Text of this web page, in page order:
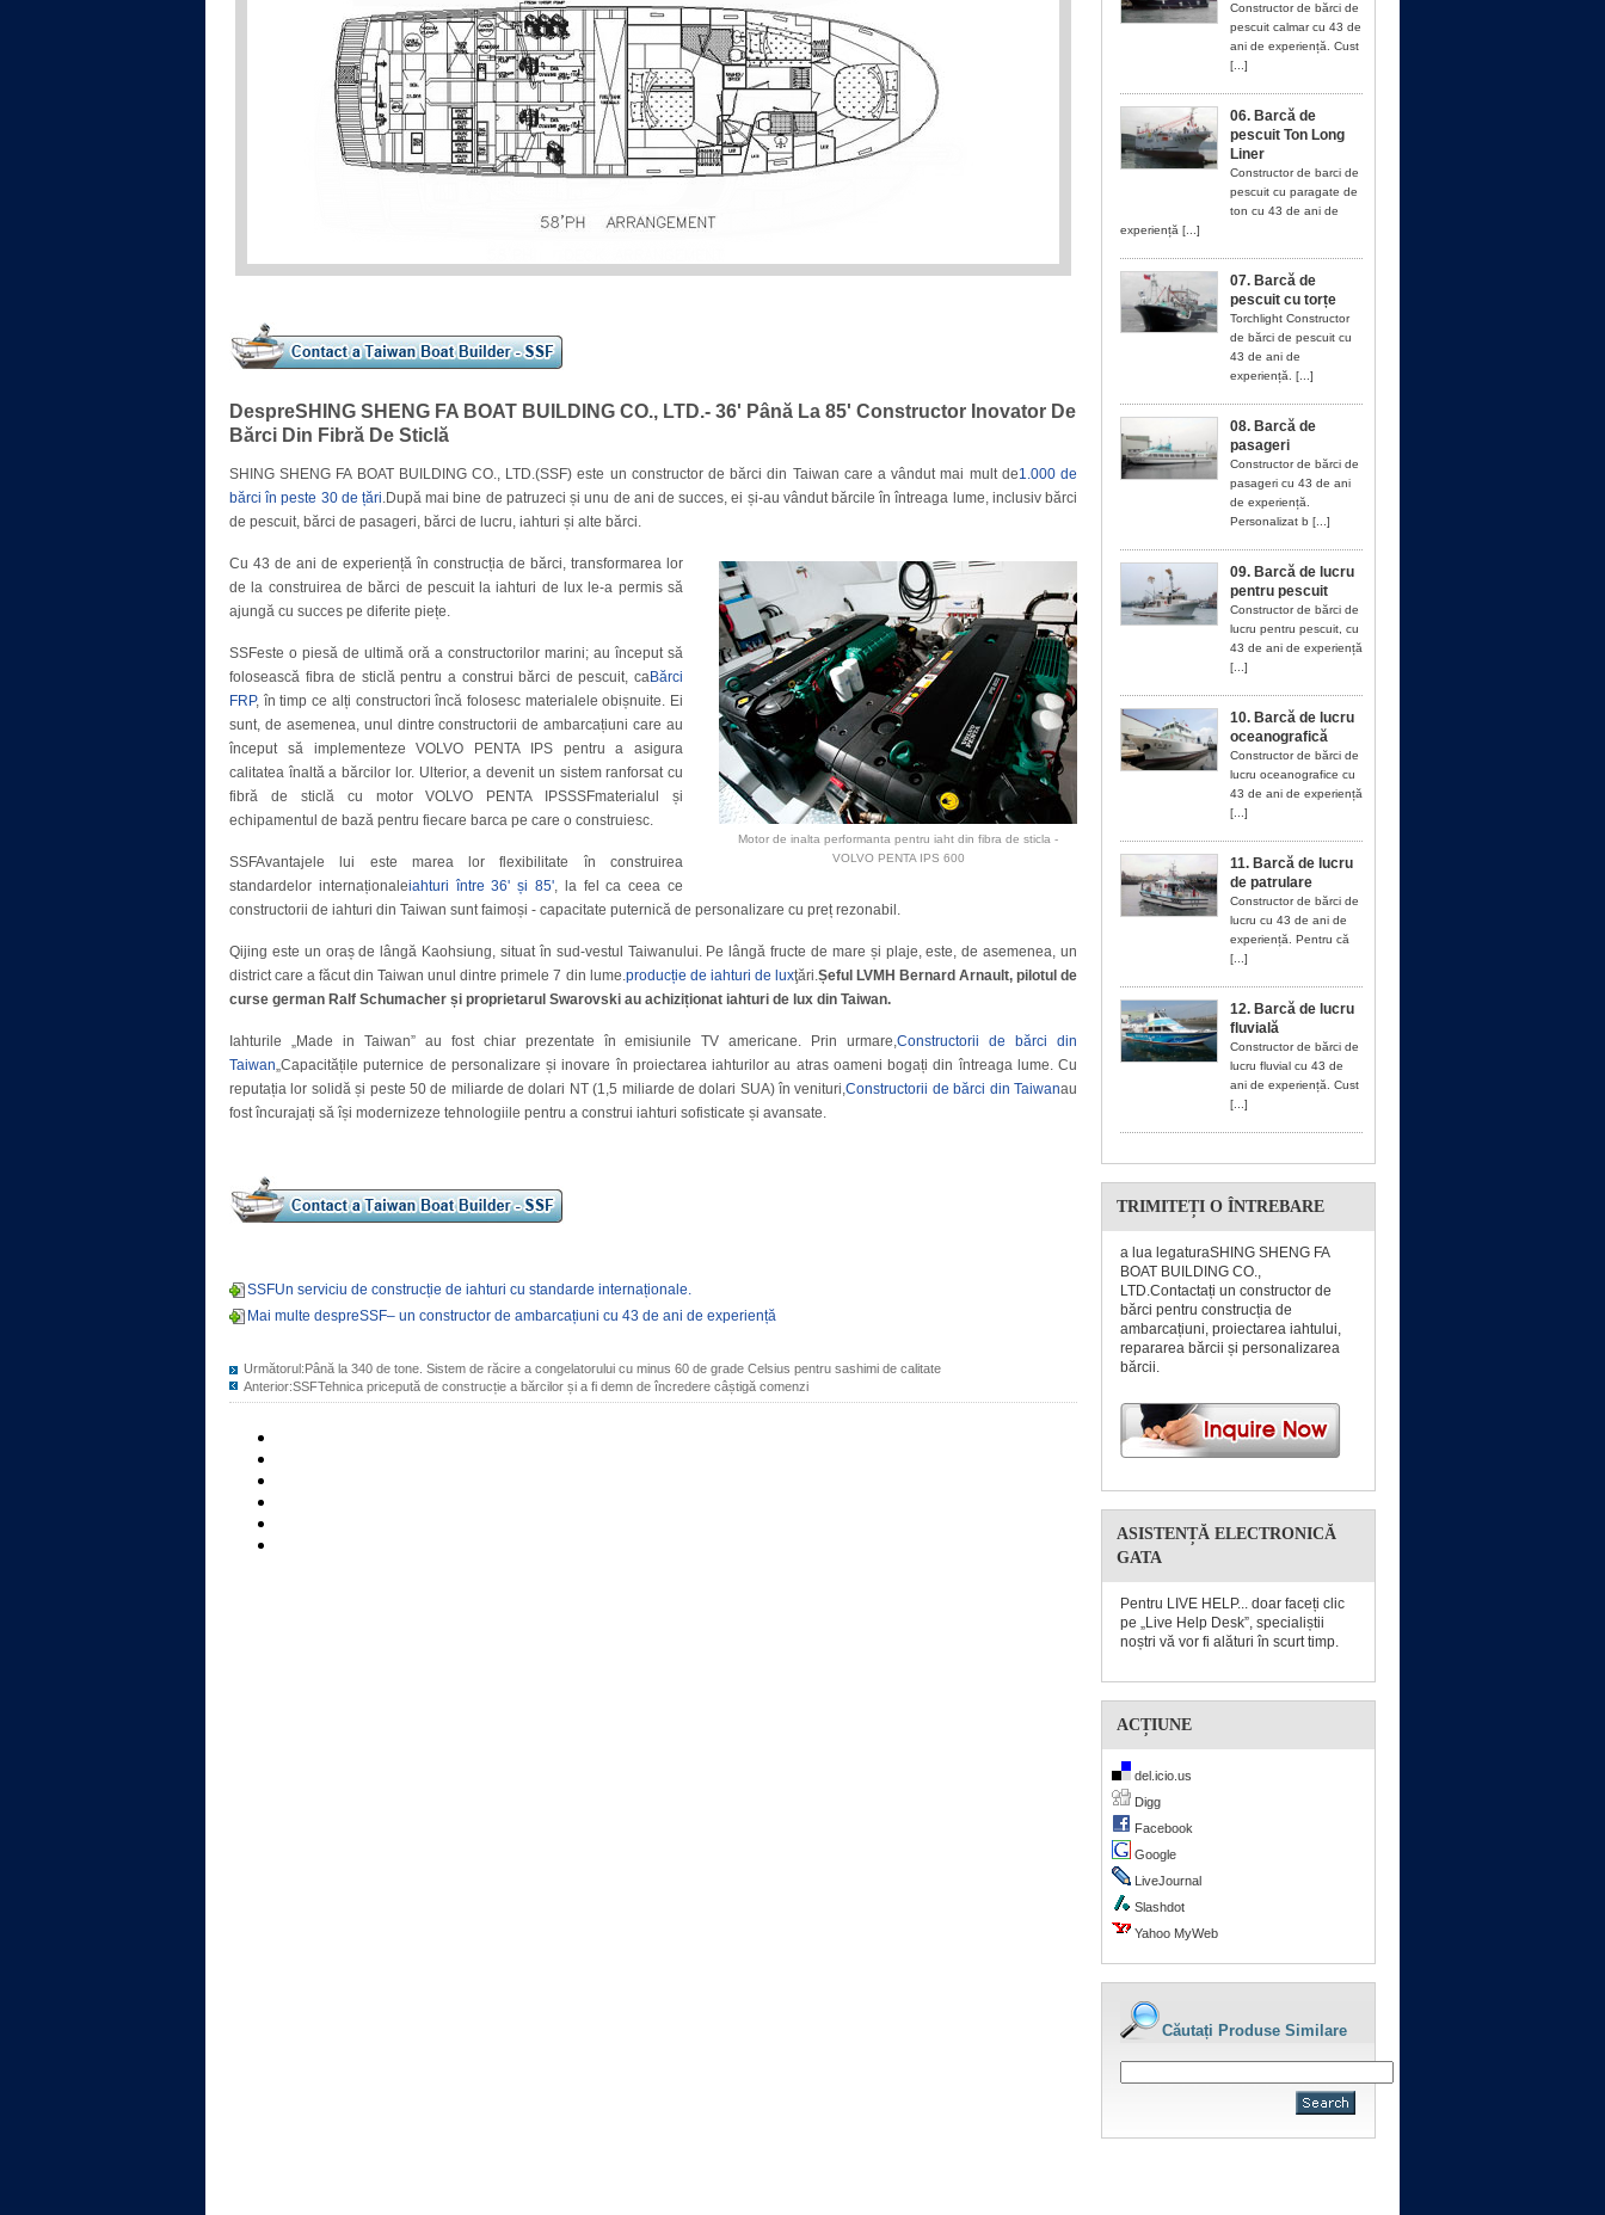
DespreSHING SHENG FA BOAT BUILDING CO., LTD.- 36' Până La 85' Constructor Inovator De
Bărci Din Fibră De Sticlă
SHING SHENG FA BOAT BUILDING CO., LTD.(SSF) este un constructor de bărci din Taiwan care a vândut mai mult de1.000 de
bărci în peste 30 de țări.După mai bine de patruzeci și unu de ani de succes, ei și-au vândut bărcile în întreaga lume, inclusiv bărci
de pescuit, bărci de pasageri, bărci de lucru, iahturi și alte bărci.
Motor de inalta performanta pentru iaht din fibra de sticla -
VOLVO PENTA IPS 600
Cu 43 de ani de experiență în construcția de bărci, transformarea lor
de la construirea de bărci de pescuit la iahturi de lux le-a permis să
ajungă cu succes pe diferite piețe.
SSFeste o piesă de ultimă oră a constructorilor marini; au început să
folosească fibra de sticlă pentru a construi bărci de pescuit, caBărci
FRP, în timp ce alți constructori încă folosesc materialele obișnuite. Ei
sunt, de asemenea, unul dintre constructorii de ambarcațiuni care au
început să implementeze VOLVO PENTA IPS pentru a asigura
calitatea înaltă a bărcilor lor. Ulterior, a devenit un sistem ranforsat cu
fibră de sticlă cu motor VOLVO PENTA IPSSSFmaterialul și
echipamentul de bază pentru fiecare barca pe care o construiesc.
SSFAvantajele lui este marea lor flexibilitate în construirea
standardelor internaționaleiahturi între 36' și 85', la fel ca ceea ce
constructorii de iahturi din Taiwan sunt faimoși - capacitate puternică de personalizare cu preț rezonabil.
Qijing este un oraș de lângă Kaohsiung, situat în sud-vestul Taiwanului. Pe lângă fructe de mare și plaje, este, de asemenea, un
district care a făcut din Taiwan unul dintre primele 7 din lume.producție de iahturi de luxţări.Șeful LVMH Bernard Arnault, pilotul de
curse german Ralf Schumacher și proprietarul Swarovski au achiziționat iahturi de lux din Taiwan.
Iahturile „Made in Taiwan” au fost chiar prezentate în emisiunile TV americane. Prin urmare,Constructorii de bărci din
Taiwan„Capacitățile puternice de personalizare și inovare în proiectarea iahturilor au atras oameni bogați din întreaga lume. Cu
reputația lor solidă și peste 50 de miliarde de dolari NT (1,5 miliarde de dolari SUA) în venituri,Constructorii de bărci din Taiwanau
fost încurajați să își modernizeze tehnologiile pentru a construi iahturi sofisticate și avansate.
SSFUn serviciu de construcție de iahturi cu standarde internaționale.
Mai multe despreSSF– un constructor de ambarcațiuni cu 43 de ani de experiență
Următorul:Până la 340 de tone. Sistem de răcire a congelatorului cu minus 60 de grade Celsius pentru sashimi de calitate
Anterior:SSFTehnica pricepută de construcție a bărcilor și a fi demn de încredere câștigă comenzi
Constructor de bărci de
pescuit calmar cu 43 de
ani de experiență. Cust
[...]
06. Barcă de
pescuit Ton Long
Liner
Constructor de barci de
pescuit cu paragate de
ton cu 43 de ani de
experiență [...]
07. Barcă de
pescuit cu torțe
Torchlight Constructor
de bărci de pescuit cu
43 de ani de
experiență. [...]
08. Barcă de
pasageri
Constructor de bărci de
pasageri cu 43 de ani
de experiență.
Personalizat b [...]
09. Barcă de lucru
pentru pescuit
Constructor de bărci de
lucru pentru pescuit, cu
43 de ani de experiență
[...]
10. Barcă de lucru
oceanografică
Constructor de bărci de
lucru oceanografice cu
43 de ani de experiență
[...]
11. Barcă de lucru
de patrulare
Constructor de bărci de
lucru cu 43 de ani de
experiență. Pentru că
[...]
12. Barcă de lucru
fluvială
Constructor de bărci de
lucru fluvial cu 43 de
ani de experiență. Cust
[...]
TRIMITEȚI O ÎNTREBARE
a lua legaturaSHING SHENG FA
BOAT BUILDING CO.,
LTD.Contactați un constructor de
bărci pentru construcția de
ambarcațiuni, proiectarea iahtului,
repararea bărcii și personalizarea
bărcii.
ASISTENȚĂ ELECTRONICĂ
GATA
Pentru LIVE HELP... doar faceți clic
pe „Live Help Desk”, specialiștii
noștri vă vor fi alături în scurt timp.
ACȚIUNE
del.icio.us
Digg
Facebook
Google
LiveJournal
Slashdot
Yahoo MyWeb
Căutați Produse Similare